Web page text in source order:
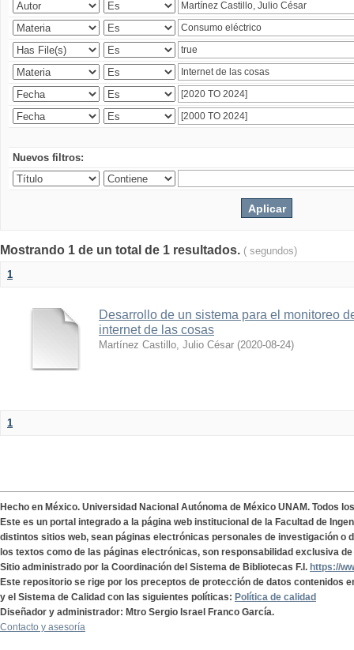
Nuevos filtros:
Mostrando 1 de un total de 1 resultados. ( segundos)
1
Desarrollo de un sistema para el monitoreo
internet de las cosas
Martínez Castillo, Julio César (2020-08-24)
1
Hecho en México. Universidad Nacional Autónoma de México UNAM. Todos
Este es un portal integrado a la página web institucional de la Facultad de
distintos sitios web, sean páginas electrónicas personales de investigación o
los textos como de las páginas electrónicas, son responsabilidad exclusiva
Sitio administrado por la Coordinación del Sistema de Bibliotecas F.I. https://
Este repositorio se rige por los preceptos de protección de datos contenidos
y el Sistema de Calidad con las siguientes políticas: Política de calidad
Diseñador y administrador: Mtro Sergio Israel Franco García.
Contacto y asesoría